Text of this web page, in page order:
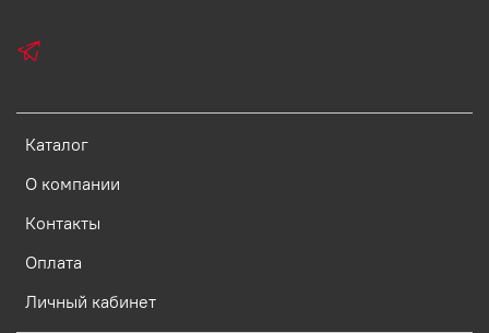
Каталог
О компании
Контакты
Оплата
Личный кабинет